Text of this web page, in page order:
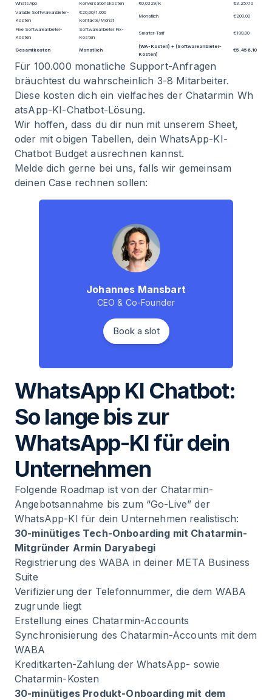
WhatsApp
Konversationskosten €0,0329/K
€3.257,10
Variable Softwareanbieter-
Kosten
€20,00/1.000
Kontakte/Monat
Monatlich €200,00
Fixe Softwareanbieter-
Kosten
Softwareanbieter Fix-
Kosten
Smarter-Tarif €199,00
Gesamtkosten Monatlich
(WA-Kosten) + (Softwareanbieter-
Kosten)
€5.456,10
Für 100.000 monatliche Support-Anfragen
bräuchtest du wahrscheinlich 3-8 Mitarbeiter.
Diese kosten dich ein vielfaches der Chatarmin Wh
atsApp-KI-Chatbot-Lösung.
Wir hoffen, dass du dir nun mit unserem Sheet,
oder mit obigen Tabellen, dein WhatsApp-KI-
Chatbot Budget ausrechnen kannst.
Melde dich gerne bei uns, falls wir gemeinsam
deinen Case rechnen sollen:
Johannes Mansbart
CEO & Co-Founder
Book a slot
WhatsApp KI Chatbot:
So lange bis zur
WhatsApp-KI für dein
Unternehmen
Folgende Roadmap ist von der Chatarmin-
Angebotsannahme bis zum “Go-Live” der
WhatsApp-KI für dein Unternehmen realistisch:
30-minütiges Tech-Onboarding mit Chatarmin-
Mitgründer Armin Daryabegi
Registrierung des WABA in deiner META Business
Suite
Verifizierung der Telefonnummer, die dem WABA
zugrunde liegt
Erstellung eines Chatarmin-Accounts
Synchronisierung des Chatarmin-Accounts mit dem
WABA
Kreditkarten-Zahlung der WhatsApp- sowie
Chatarmin-Kosten
30-minütiges Produkt-Onboarding mit dem